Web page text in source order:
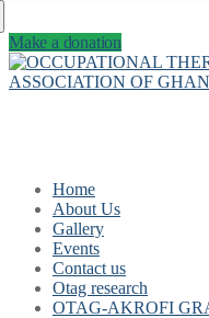
Make a donation
Home
About Us
Gallery
Events
Contact us
Otag research
OTAG-AKROFI